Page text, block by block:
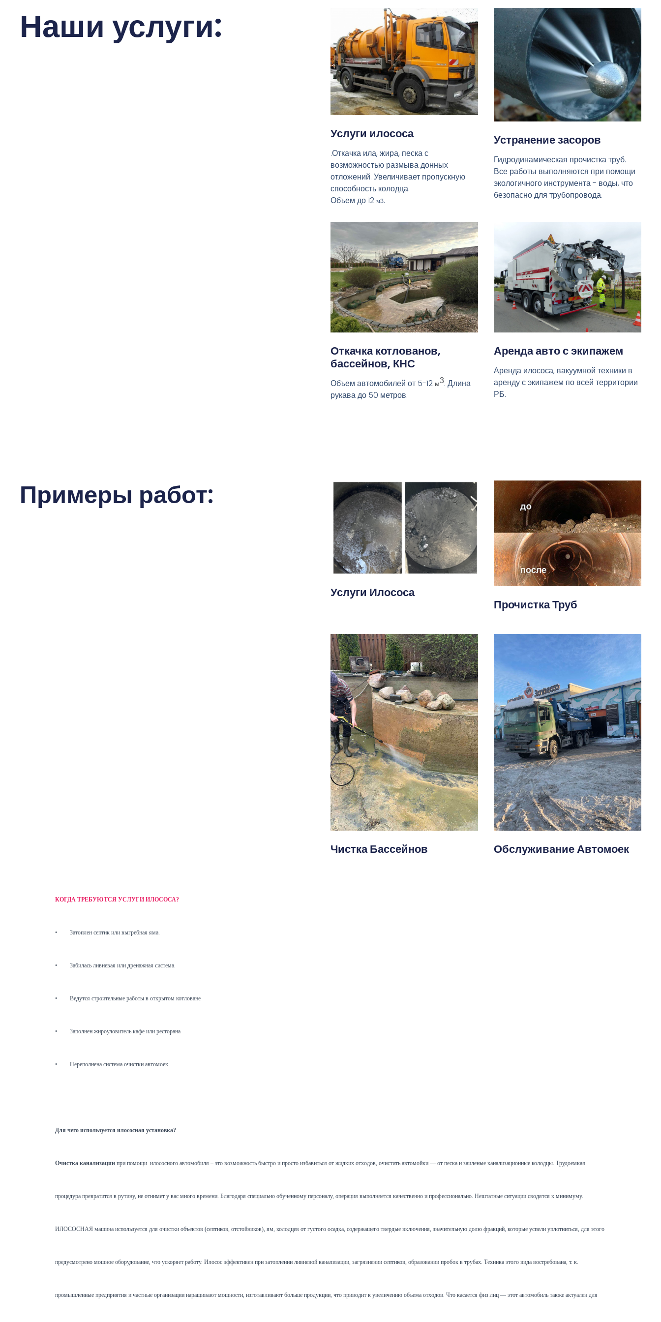
Наши услуги:
Услуги илососа
.Откачка ила, жира, песка с
возможностью размыва донных
отложений. Увеличивает пропускную
способность колодца.
Объем до 12 м3.
Устранение засоров
Гидродинамическая прочистка труб.
Все работы выполняются при помощи
экологичного инструмента - воды, что
безопасно для трубопровода.
Откачка котлованов,
бассейнов, КНС
Объем автомобилей от 5-12 м3. Длина
рукава до 50 метров.
Аренда авто с экипажем
Аренда илососа, вакуумной техники в
аренду с экипажем по всей территории
РБ.
Примеры работ:
Услуги Илососа
Прочистка Труб
Чистка Бассейнов Обслуживание Автомоек
КОГДА ТРЕБУЮТСЯ УСЛУГИ ИЛОСОСА?
• Затоплен септик или выгребная яма.
• Забилась ливневая или дренажная система.
• Ведутся строительные работы в открытом котловане
• Заполнен жироуловитель кафе или ресторана
• Переполнена система очистки автомоек
Для чего используется илососная установка?
Очистка канализации при помощи илососного автомобиля – это возможность быстро и просто избавиться от жидких отходов, очистить автомойки — от песка и заиленые канализационные колодцы. Трудоемкая
процедура превратится в рутину, не отнимет у вас много времени. Благодаря специально обученному персоналу, операция выполняется качественно и профессионально. Нештатные ситуации сводятся к минимуму.
ИЛОСОСНАЯ машина используется для очистки объектов (септиков, отстойников), ям, колодцев от густого осадка, содержащего твердые включения, значительную долю фракций, которые успели уплотниться, для этого
предусмотрено мощное оборудование, что ускоряет работу. Илосос эффективен при затоплении ливневой канализации, загрязнении септиков, образовании пробок в трубах. Техника этого вида востребована, т. к.
промышленные предприятия и частные организации наращивают мощности, изготавливают больше продукции, что приводит к увеличению объема отходов. Что касается физ.лиц — этот автомобиль также актуален для